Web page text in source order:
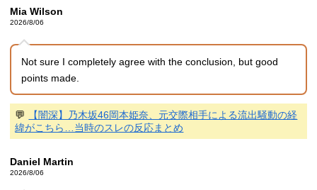
Mia Wilson
2026/8/06
Not sure I completely agree with the conclusion, but good
points made.
💬
【闇深】乃木坂46岡本姫奈、元交際相手による流出騒動の経
緯がこちら…当時のスレの反応まとめ
Daniel Martin
2026/8/06